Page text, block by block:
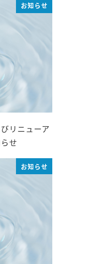
お知らせ
リニューア
せ
お知らせ